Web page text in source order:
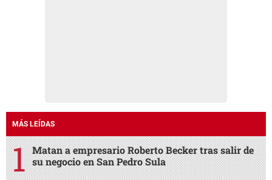
MÁS LEÍDAS
Matan a empresario Roberto Becker tras salir de
su negocio en San Pedro Sula